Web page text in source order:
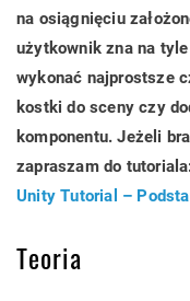
na osiągnięciu
użytkownik zna na
wykonać najprostsze
kostki do sceny czy
komponentu. Jeżeli
zapraszam do
Unity Tutorial –
Teoria